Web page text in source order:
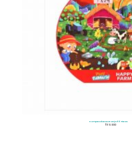
Rompecabezas Granja 80 Piezas
$89.900